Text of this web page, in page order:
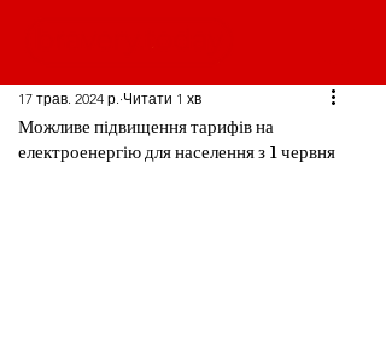
Можливе підвищення тарифів на
електроенергію для населення з 1 червня
17 трав. 2024 р. Читати 1 хв